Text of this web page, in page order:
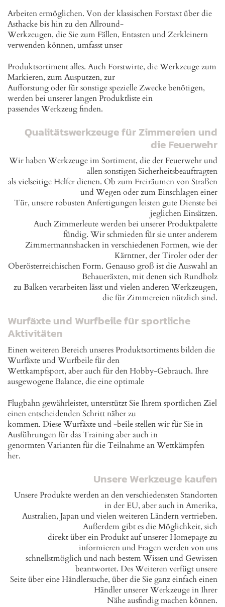
Arbeiten ermöglichen. Von der klassischen Forstaxt über die
Asthacke bis hin zu den Allround-
Werkzeugen, die Sie zum Fällen, Entasten und Zerkleinern
verwenden können, umfasst unser
Produktsortiment alles. Auch Forstwirte, die Werkzeuge zum
Markieren, zum Ausputzen, zur
Aufforstung oder für sonstige spezielle Zwecke benötigen,
werden bei unserer langen Produktliste ein
passendes Werkzeug finden.
Qualitätswerkzeuge für Zimmereien und
die Feuerwehr
Wir haben Werkzeuge im Sortiment, die der Feuerwehr und
allen sonstigen Sicherheitsbeauftragten
als vielseitige Helfer dienen. Ob zum Freiräumen von Straßen
und Wegen oder zum Einschlagen einer
Tür, unsere robusten Anfertigungen leisten gute Dienste bei
jeglichen Einsätzen.
Auch Zimmerleute werden bei unserer Produktpalette
fündig. Wir schmieden für sie unter anderem
Zimmermannshacken in verschiedenen Formen, wie der
Kärntner, der Tiroler oder der
Oberösterreichischen Form. Genauso groß ist die Auswahl an
Behaueräxten, mit denen sich Rundholz
zu Balken verarbeiten lässt und vielen anderen Werkzeugen,
die für Zimmereien nützlich sind.
Wurfäxte und Wurfbeile für sportliche
Aktivitäten
Einen weiteren Bereich unseres Produktsortiments bilden die
Wurfäxte und Wurfbeile für den
Wettkampfsport, aber auch für den Hobby-Gebrauch. Ihre
ausgewogene Balance, die eine optimale
Flugbahn gewährleistet, unterstützt Sie Ihrem sportlichen Ziel
einen entscheidenden Schritt näher zu
kommen. Diese Wurfäxte und -beile stellen wir für Sie in
Ausführungen für das Training aber auch in
genormten Varianten für die Teilnahme an Wettkämpfen
her.
Unsere Werkzeuge kaufen
Unsere Produkte werden an den verschiedensten Standorten
in der EU, aber auch in Amerika,
Australien, Japan und vielen weiteren Ländern vertrieben.
Außerdem gibt es die Möglichkeit, sich
direkt über ein Produkt auf unserer Homepage zu
informieren und Fragen werden von uns
schnellstmöglich und nach bestem Wissen und Gewissen
beantwortet. Des Weiteren verfügt unsere
Seite über eine Händlersuche, über die Sie ganz einfach einen
Händler unserer Werkzeuge in Ihrer
Nähe ausfindig machen können.